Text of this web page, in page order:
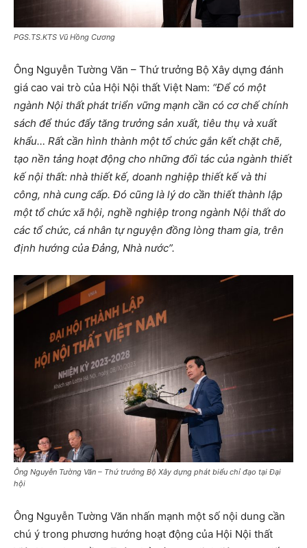
PGS.TS.KTS Vũ Hồng Cương
Ông Nguyễn Tường Văn – Thứ trưởng Bộ Xây dựng đánh
giá cao vai trò của Hội Nội thất Việt Nam: “Để có một
ngành Nội thất phát triển vững mạnh cần có cơ chế chính
sách để thúc đẩy tăng trưởng sản xuất, tiêu thụ và xuất
khẩu… Rất cần hình thành một tổ chức gắn kết chặt chẽ,
tạo nền tảng hoạt động cho những đối tác của ngành thiết
kế nội thất: nhà thiết kế, doanh nghiệp thiết kế và thi
công, nhà cung cấp. Đó cũng là lý do cần thiết thành lập
một tổ chức xã hội, nghề nghiệp trong ngành Nội thất do
các tổ chức, cá nhân tự nguyện đồng lòng tham gia, trên
định hướng của Đảng, Nhà nước”.
Ông Nguyễn Tường Văn – Thứ trưởng Bộ Xây dựng phát biểu chỉ đạo tại Đại
hội
Ông Nguyễn Tường Văn nhấn mạnh một số nội dung cần
chú ý trong phương hướng hoạt động của Hội Nội thất